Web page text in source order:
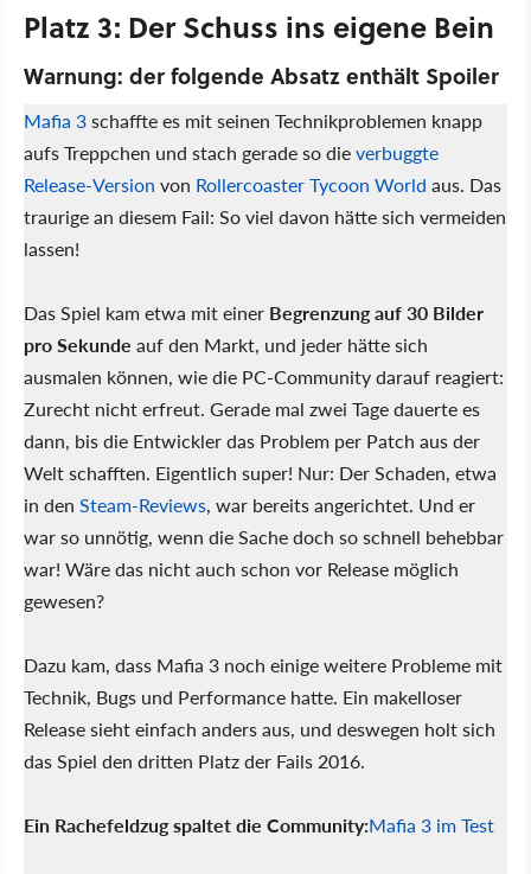
Platz 3: Der Schuss ins eigene Bein
Warnung: der folgende Absatz enthält Spoiler
Mafia 3schaffte es mit seinen Technikproblemen knapp
aufs Treppchen und stach gerade so dieverbuggte
Release-Version von Rollercoaster Tycoon World aus. Das
traurige an diesem Fail: So viel davon hätte sich vermeiden
lassen!
Das Spiel kam etwa mit einer Begrenzung auf 30 Bilder
pro Sekunde auf den Markt, und jeder hätte sich
ausmalen können, wie die PC-Community darauf reagiert:
Zurecht nicht erfreut. Gerade mal zwei Tage dauerte es
dann, bis die Entwickler das Problem per Patch aus der
Welt schafften. Eigentlich super! Nur: Der Schaden, etwa
in den Steam-Reviews, war bereits angerichtet. Und er
war so unnötig, wenn die Sache doch so schnell behebbar
war! Wäre das nicht auch schon vor Release möglich
gewesen?
Dazu kam, dass Mafia 3 noch einige weitere Probleme mit
Technik, Bugs und Performance hatte. Ein makelloser
Release sieht einfach anders aus, und deswegen holt sich
das Spiel den dritten Platz der Fails 2016.
Ein Rachefeldzug spaltet die Community:Mafia 3 im Test